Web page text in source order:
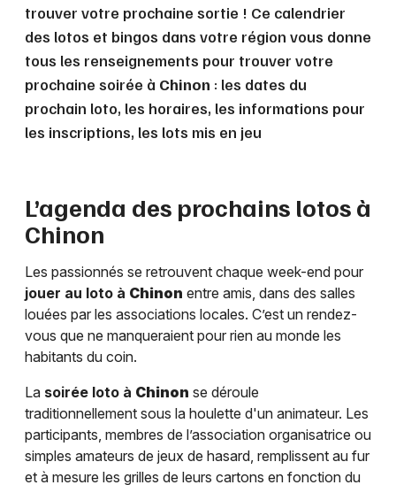
trouver votre prochaine sortie ! Ce calendrier
des lotos et bingos dans votre région vous donne
tous les renseignements pour trouver votre
prochaine soirée à Chinon : les dates du
prochain loto, les horaires, les informations pour
les inscriptions, les lots mis en jeu
L’agenda des prochains lotos à
Chinon
Les passionnés se retrouvent chaque week-end pour
jouer au loto à Chinon entre amis, dans des salles
louées par les associations locales. C’est un rendez-
vous que ne manqueraient pour rien au monde les
habitants du coin.
La soirée loto à Chinon se déroule
traditionnellement sous la houlette d'un animateur. Les
participants, membres de l’association organisatrice ou
simples amateurs de jeux de hasard, remplissent au fur
et à mesure les grilles de leurs cartons en fonction du